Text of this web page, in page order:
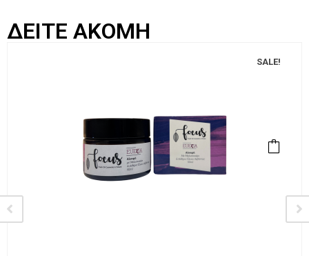
ΔΕΙΤΕ ΑΚΟΜΗ
SALE!